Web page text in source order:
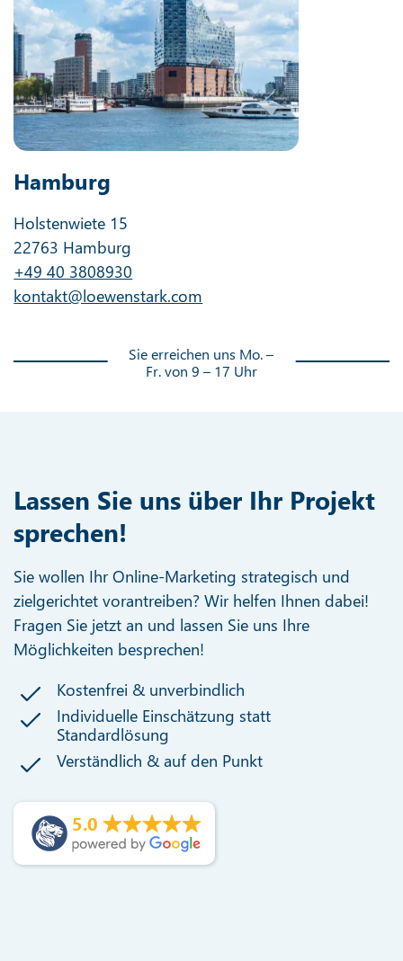
Hamburg
Holstenwiete 15
22763 Hamburg
+49 40 3808930
kontakt@loewenstark.com
Sie erreichen uns Mo. –
Fr. von 9 – 17 Uhr
Lassen Sie uns über Ihr Projekt
sprechen!
Sie wollen Ihr Online-Marketing strategisch und
zielgerichtet vorantreiben? Wir helfen Ihnen dabei!
Fragen Sie jetzt an und lassen Sie uns Ihre
Möglichkeiten besprechen!
Kostenfrei & unverbindlich
Individuelle Einschätzung statt
Standardlösung
Verständlich & auf den Punkt
5.0